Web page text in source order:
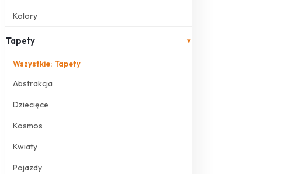
Kolory
Tapety ▾
Wszystkie: Tapety
Abstrakcja
Dziecięce
Kosmos
Kwiaty
Pojazdy